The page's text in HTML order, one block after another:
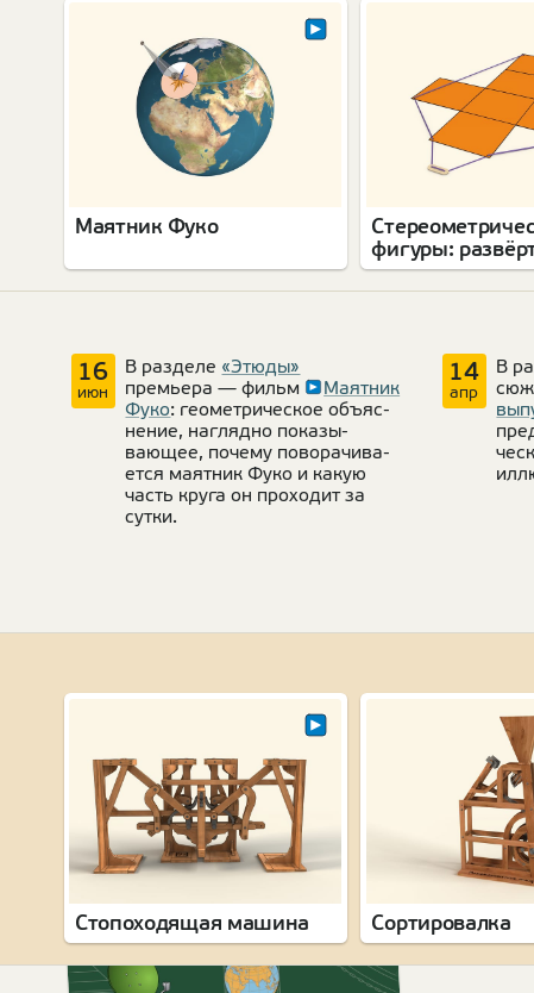
Маятник Фуко
фигуры:
с ниткой
16
июн
В раз­деле «Этюды»
премьера — фильм
Маят­ник
Фуко: геомет­ри­че­ское объяс­
не­ние, наглядно пока­зы­
вающее, почему пово­ра­чи­ва­
ется маят­ник Фуко и какую
часть круга он про­хо­дит за
сутки.
14
апр
В
Стопоходящая машина Сортировалка